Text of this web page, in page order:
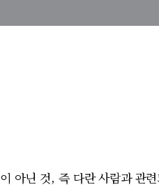
아닌 것, 즉 다란 사람과 관